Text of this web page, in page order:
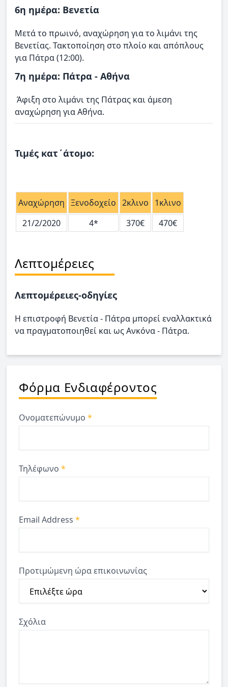
6η ημέρα: Βενετία
Μετά το πρωινό, αναχώρηση για τo λιμάνι της
Βενετίας. Τακτοποίηση στο πλοίο και απόπλους
για Πάτρα (12:00).
7η ημέρα: Πάτρα - Αθήνα
Άφιξη στο λιμάνι της Πάτρας και άμεση
αναχώρηση για Αθήνα.
Τιμές κατ΄άτομο:
Αναχώρηση Ξενοδοχείο 2κλινο
1κλινο
21/2/2020
4* 370€ 470€
Λεπτομέρειες
Λεπτομέρειες-οδηγίες
Η επιστροφή Βενετία - Πάτρα μπορεί εναλλακτικά
να πραγματοποιηθεί και ως Ανκόνα - Πάτρα.
Φόρμα Ενδιαφέροντος
Ονοματεπώνυμο *
Τηλέφωνο *
Email Address *
Προτιμώμενη ώρα επικοινωνίας
Σχόλια